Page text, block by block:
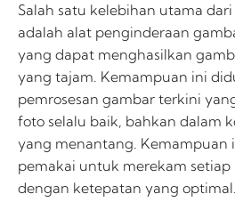
Salah satu kelebihan utama
adalah alat penginderaan
yang dapat menghasilkan
yang tajam. Kemampuan ini
pemrosesan gambar terkini
foto selalu baik, bahkan dalam
yang menantang. Kemampuan
pemakai untuk merekam
dengan ketepatan yang optimal.